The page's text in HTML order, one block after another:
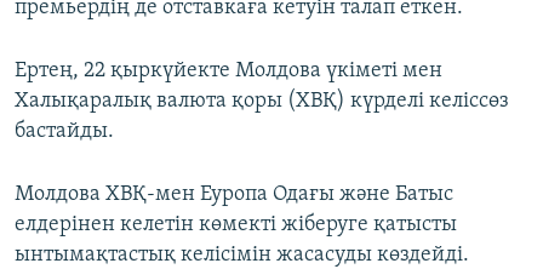
премьердің де отставкаға кетуін талап еткен.
Ертең, 22 қыркүйекте Молдова үкіметі мен
Халықаралық валюта қоры (ХВҚ) күрделі келіссөз
бастайды.
Молдова ХВҚ-мен Еуропа Одағы және Батыс
елдерінен келетін көмекті жіберуге қатысты
ынтымақтастық келісімін жасасуды көздейді.